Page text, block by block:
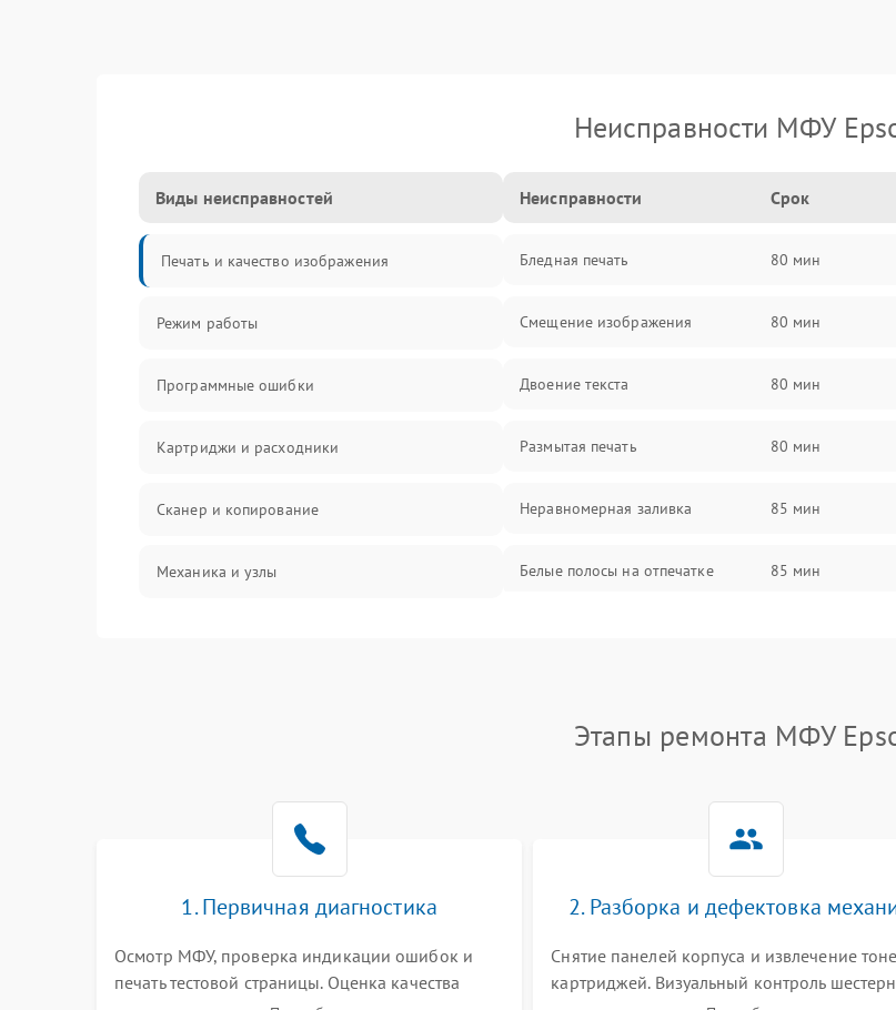
Неисправности МФУ
Виды неисправностей
Печать и качество изображения
Режим работы
Программные ошибки
Картриджи и расходники
Сканер и копирование
Механика и узлы
Проблемы с механикой
Неисправности Срок
Бледная печать 80 мин
Смещение изображения 80 мин
Двоение текста 80 мин
Размытая печать 80 мин
Неравномерная заливка 85 мин
Белые полосы на отпечатке 85 мин
Этапы ремонта МФУ
1. Первичная диагностика
Осмотр МФУ, проверка индикации ошибок и
печать тестовой страницы. Оценка качества
2. Разборка и дефектовка
Снятие панелей корпуса и извлечение
картриджей. Визуальный контроль